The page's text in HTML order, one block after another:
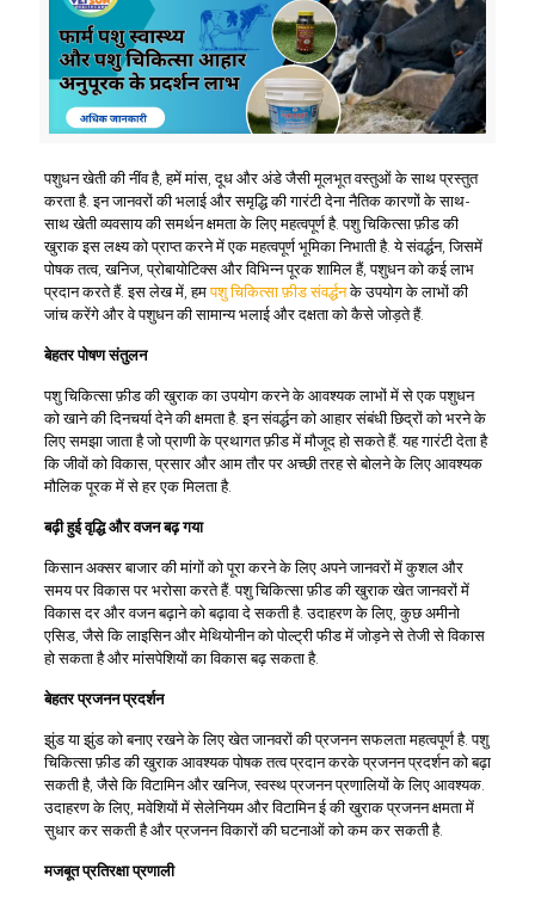
पशुधन खेती की नींव है, हमें मांस, दूध और अंडे जैसी मूलभूत वस्तुओं के साथ प्रस्तुत
करता है. इन जानवरों की भलाई और समृद्धि की गारंटी देना नैतिक कारणों के साथ-
साथ खेती व्यवसाय की समर्थन क्षमता के लिए महत्वपूर्ण है. पशु चिकित्सा फ़ीड की
खुराक इस लक्ष्य को प्राप्त करने में एक महत्वपूर्ण भूमिका निभाती है. ये संवर्द्धन, जिसमें
पोषक तत्व, खनिज, प्रोबायोटिक्स और विभिन्न पूरक शामिल हैं, पशुधन को कई लाभ
प्रदान करते हैं. इस लेख में, हमपशु चिकित्सा फ़ीड संवर्द्धनके उपयोग के लाभों की
जांच करेंगे और वे पशुधन की सामान्य भलाई और दक्षता को कैसे जोड़ते हैं.
बेहतरपोषणसंतुलन
पशु चिकित्सा फ़ीड की खुराक का उपयोग करने के आवश्यक लाभों में से एक पशुधन
को खाने की दिनचर्या देने की क्षमता है. इन संवर्द्धन को आहार संबंधी छिद्रों को भरने के
लिए समझा जाता है जो प्राणी के प्रथागत फ़ीड में मौजूद हो सकते हैं. यह गारंटी देता है
कि जीवों को विकास, प्रसार और आम तौर पर अच्छी तरह से बोलने के लिए आवश्यक
मौलिक पूरक में से हर एक मिलता है.
बढ़ी हुई वृद्धि और वजन बढ़ गया
किसान अक्सर बाजार की मांगों को पूरा करने के लिए अपने जानवरों में कुशल और
समय पर विकास पर भरोसा करते हैं. पशु चिकित्सा फ़ीड की खुराक खेत जानवरों में
विकास दर और वजन बढ़ाने को बढ़ावा दे सकती है. उदाहरण के लिए, कुछ अमीनो
एसिड, जैसे कि लाइसिन और मेथियोनीन को पोल्ट्री फीड में जोड़ने से तेजी से विकास
हो सकता है और मांसपेशियों का विकास बढ़ सकता है.
बेहतर प्रजनन प्रदर्शन
झुंड या झुंड को बनाए रखने के लिए खेत जानवरों की प्रजनन सफलता महत्वपूर्ण है. पशु
चिकित्सा फ़ीड की खुराक आवश्यक पोषक तत्व प्रदान करके प्रजनन प्रदर्शन को बढ़ा
सकती है, जैसे कि विटामिन और खनिज, स्वस्थ प्रजनन प्रणालियों के लिए आवश्यक.
उदाहरण के लिए, मवेशियों में सेलेनियम और विटामिन ई की खुराक प्रजनन क्षमता में
सुधार कर सकती है और प्रजनन विकारों की घटनाओं को कम कर सकती है.
मजबूत प्रतिरक्षा प्रणाली